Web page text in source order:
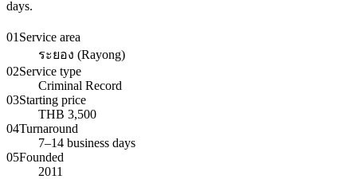
days.
01 Service area
ระยอง (Rayong)
02Service type
Criminal Record
03Starting price
THB 3,500
04Turnaround
7–14 business days
05Founded
2011